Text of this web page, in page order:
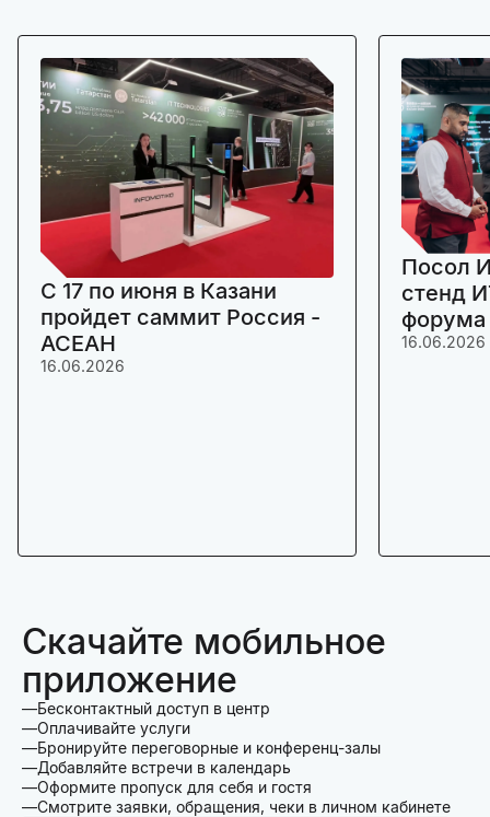
C 17 по июня в Казани
пройдет саммит Россия -
АСЕАН
16.06.2026
Посол
стенд
16.06.2026
Скачайте мобильное
приложение
Бесконтактный доступ в центр
Оплачивайте услуги
Бронируйте переговорные и конференц-залы
Добавляйте встречи в календарь
Оформите пропуск для себя и гостя
Смотрите заявки, обращения, чеки в личном кабинете